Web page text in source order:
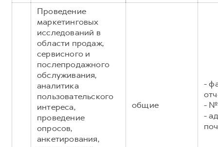
Проведение
маркетинговых
исследований в
области продаж,
сервисного и
послепродажного
обслуживания,
аналитика
пользовательского
интереса,
проведение
опросов,
анкетирования,
общие
-
- №
-